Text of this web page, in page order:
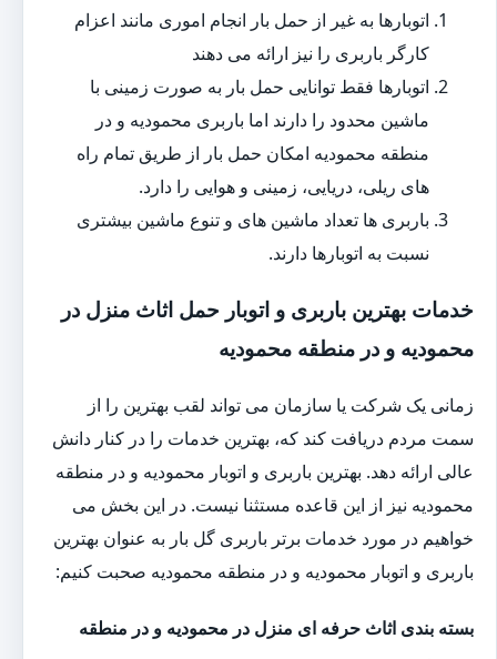
اتوبارها به غیر از حمل بار انجام اموری مانند اعزام
کارگر باربری را نیز ارائه می دهند
اتوبارها فقط توانایی حمل بار به صورت زمینی با
ماشین محدود را دارند اما باربری محمودیه و در
منطقه محمودیه امکان حمل بار از طریق تمام راه
های ریلی، دریایی، زمینی و هوایی را دارد.
باربری ها تعداد ماشین های و تنوع ماشین بیشتری
نسبت به اتوبارها دارند.
خدمات بهترین باربری و اتوبار حمل اثاث منزل در
محمودیه و در منطقه محمودیه
زمانی یک شرکت یا سازمان می تواند لقب بهترین را از
سمت مردم دریافت کند که، بهترین خدمات را در کنار دانش
عالی ارائه دهد. بهترین باربری و اتوبار محمودیه و در منطقه
محمودیه نیز از این قاعده مستثنا نیست. در این بخش می
خواهیم در مورد خدمات برتر باربری گل بار به عنوان بهترین
باربری و اتوبار محمودیه و در منطقه محمودیه صحبت کنیم:
بسته بندی اثاث حرفه ای منزل در محمودیه و در منطقه